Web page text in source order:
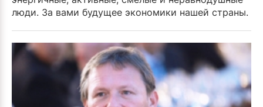
люди. За вами будущее экономики нашей страны.